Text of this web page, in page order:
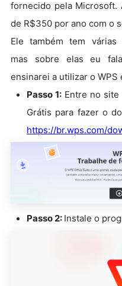
fornecido pela Microsoft.
de R$350 por ano com o
Ele também tem várias
mas sobre elas eu
ensinarei a utilizar o WPS
Passo 1: Entre no
Grátis para fazer o
https://br.wps.com/
Passo 2: Instale o